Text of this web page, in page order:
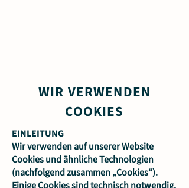
WIR VERWENDEN
COOKIES
EINLEITUNG
Wir verwenden auf unserer Website
Cookies und ähnliche Technologien
(nachfolgend zusammen „Cookies“).